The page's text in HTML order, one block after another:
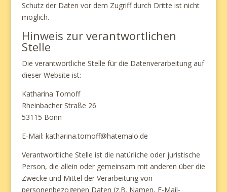
Schutz der Daten vor dem Zugriff durch Dritte ist nicht
möglich.
Hinweis zur verantwortlichen
Stelle
Die verantwortliche Stelle für die Datenverarbeitung auf
dieser Website ist:
Katharina Tomoff
Rheinbacher Straße 26
53115 Bonn
E-Mail: katharina.tomoff@hatemalo.de
Verantwortliche Stelle ist die natürliche oder juristische
Person, die allein oder gemeinsam mit anderen über die
Zwecke und Mittel der Verarbeitung von
personenbezogenen Daten (z.B. Namen, E-Mail-